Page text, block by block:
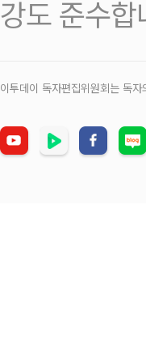
강도 준수합
이투데이 독자편집위원회는 독